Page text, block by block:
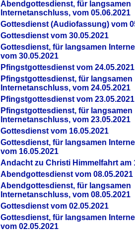
Abendgottesdienst, für langsamen
Internetanschluss, vom 05.06.2021
Gottesdienst (Audiofassung) vom
Gottesdienst vom 30.05.2021
Gottesdienst, für langsamen
vom 30.05.2021
Pfingstgottesdienst vom 24.05.2021
Pfingstgottesdienst, für langsamen
Internetanschluss, vom 24.05.2021
Pfingstgottesdienst vom 23.05.2021
Pfingstgottesdienst, für langsamen
Internetanschluss, vom 23.05.2021
Gottesdienst vom 16.05.2021
Gottesdienst, für langsamen
vom 16.05.2021
Andacht zu Christi Himmelfahrt am
Abendgottesdienst vom 08.05.2021
Abendgottesdienst, für langsamen
Internetanschluss, vom 08.05.2021
Gottesdienst vom 02.05.2021
Gottesdienst, für langsamen
vom 02.05.2021